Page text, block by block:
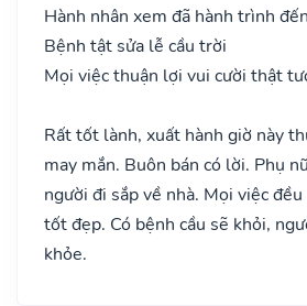
Hành nhân xem đã hành trình
Bệnh tật sửa lễ cầu trời
Mọi việc thuận lợi vui cười thật
Rất tốt lành, xuất hành giờ này
may mắn. Buôn bán có lời. Phụ
người đi sắp về nhà. Mọi việc
tốt đẹp. Có bệnh cầu sẽ khỏi,
khỏe.